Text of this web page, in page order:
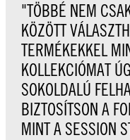
"TÖBBÉ NEM
KÖZÖTT
TERMÉKEKKEL
KOLLEKCIÓMAT
SOKOLDALÚ
BIZTOSÍTSON A
MINT A SESSION